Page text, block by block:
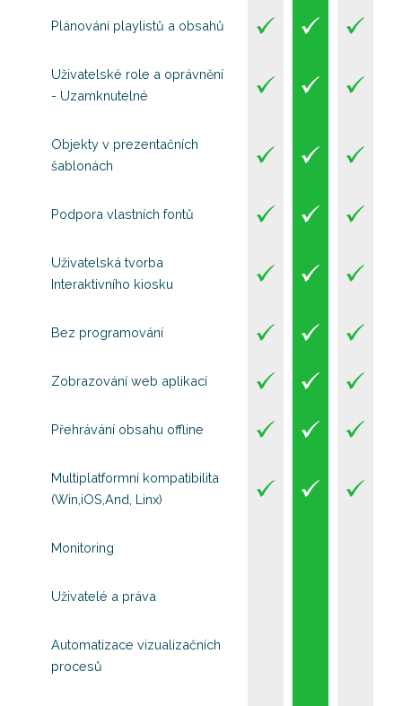
Plánování playlistů a obsahů
Uživatelské role a oprávnění
- Uzamknutelné
Objekty v prezentačních
šablonách
Podpora vlastních fontů
Uživatelská tvorba
Interaktivního kiosku
Bez programování
Zobrazování web aplikací
Přehrávání obsahu offline
Multiplatformní kompatibilita
(Win,iOS,And, Linx)
Monitoring
Uživatelé a práva
Automatizace vizualizačních
procesů